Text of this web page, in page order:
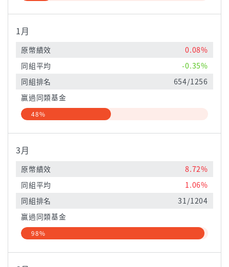
1月
原幣績效
0.08%
同組平均
-0.35%
同組排名
654/1256
贏過同類基金
48%
3月
原幣績效
8.72%
同組平均
1.06%
同組排名
31/1204
贏過同類基金
98%